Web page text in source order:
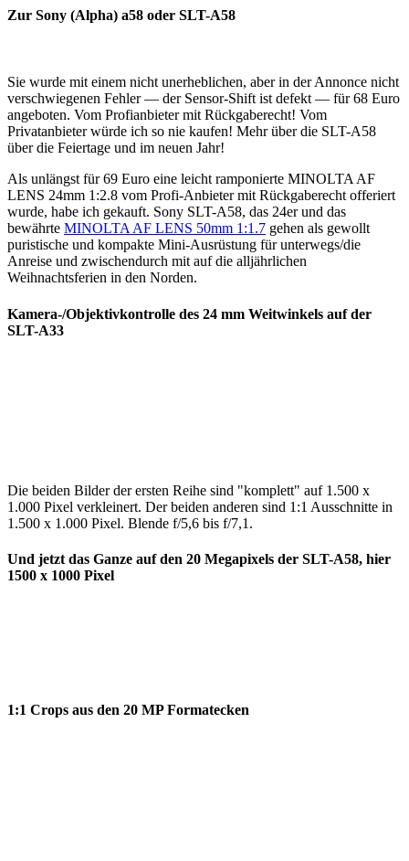
Zur Sony (Alpha) a58 oder SLT-A58
Sie wurde mit einem nicht unerheblichen, aber in der Annonce nicht
verschwiegenen Fehler — der Sensor-Shift ist defekt — für 68 Euro
angeboten. Vom Profianbieter mit Rückgaberecht! Vom
Privatanbieter würde ich so nie kaufen! Mehr über die SLT-A58
über die Feiertage und im neuen Jahr!
Als unlängst für 69 Euro eine leicht ramponierte MINOLTA AF
LENS 24mm 1:2.8 vom Profi-Anbieter mit Rückgaberecht offeriert
wurde, habe ich gekauft. Sony SLT-A58, das 24er und das
bewährte MINOLTA AF LENS 50mm 1:1.7 gehen als gewollt
puristische und kompakte Mini-Ausrüstung für unterwegs/die
Anreise und zwischendurch mit auf die alljährlichen
Weihnachtsferien in den Norden.
Kamera-/Objektivkontrolle des 24 mm Weitwinkels auf der
SLT-A33
Die beiden Bilder der ersten Reihe sind "komplett" auf 1.500 x
1.000 Pixel verkleinert. Der beiden anderen sind 1:1 Ausschnitte in
1.500 x 1.000 Pixel. Blende f/5,6 bis f/7,1.
Und jetzt das Ganze auf den 20 Megapixels der SLT-A58, hier
1500 x 1000 Pixel
1:1 Crops aus den 20 MP Formatecken